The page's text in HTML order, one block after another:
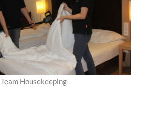
Team Housekeeping